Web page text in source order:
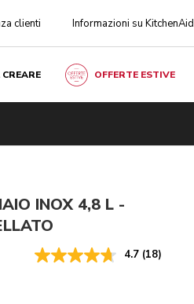
clienti Informazioni su KitchenAid
OFFERTE ESTIVE
€ 119,00
INOX 4,8 L -
4.7 (18)